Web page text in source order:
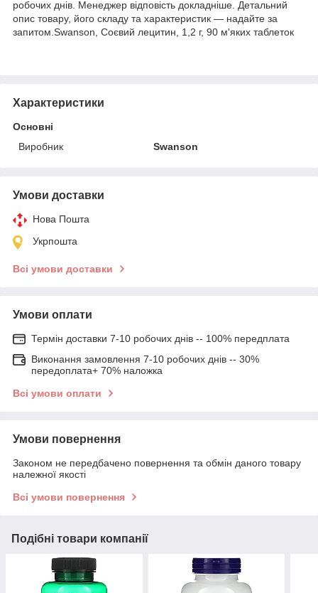
робочих днів. Менеджер відповість докладніше. Детальний
опис товару, його складу та характеристик — надайте за
запитом.Swanson, Соєвий лецитин, 1,2 г, 90 м'яких таблеток
Характеристики
Основні
Виробник
Swanson
Умови доставки
Нова Пошта
Укрпошта
Всі умови доставки
Умови оплати
Термін доставки 7-10 робочих днів -- 100% передплата
Виконання замовлення 7-10 робочих днів -- 30%
передоплата+ 70% наложка
Всі умови оплати
Умови повернення
Законом не передбачено повернення та обмін даного товару
належної якості
Всі умови повернення
Подібні товари компанії